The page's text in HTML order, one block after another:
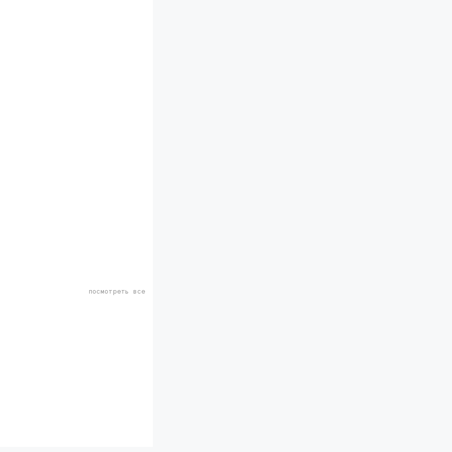
посмотреть все